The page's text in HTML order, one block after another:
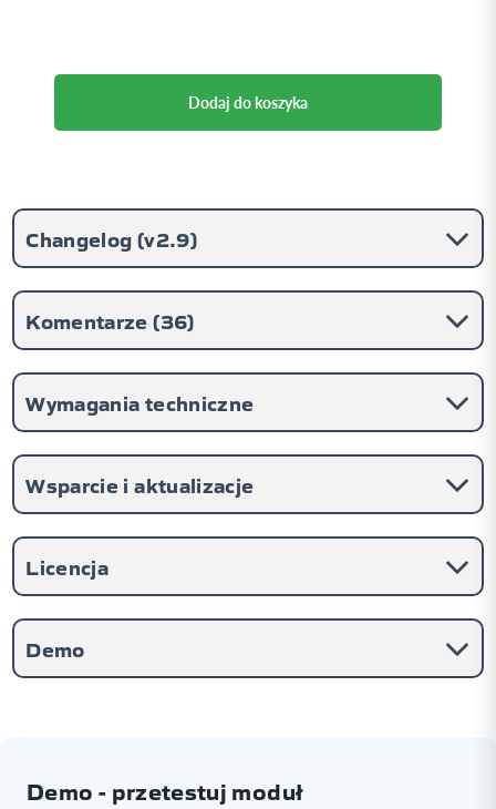
Dodaj do koszyka
Changelog (v2.9)
Komentarze (36)
Wymagania techniczne
Wsparcie i aktualizacje
Licencja
Demo
Demo - przetestuj moduł